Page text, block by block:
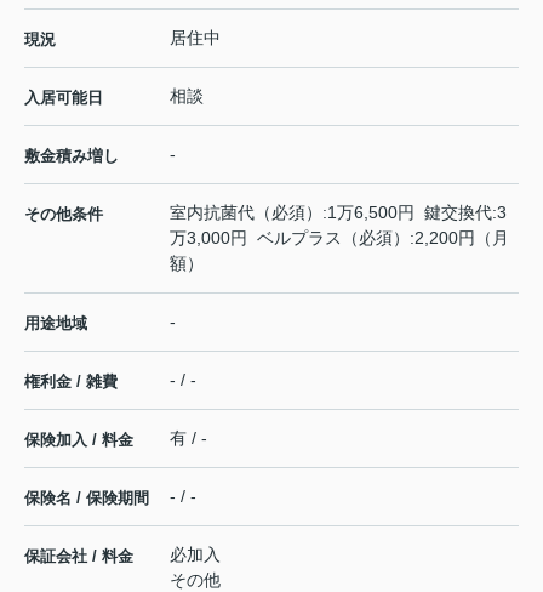
現況 居住中
入居可能日 相談
敷金積み増し -
その他条件
室内抗菌代（必須）:1万6,500円 鍵交換代:3
万3,000円 ベルプラス（必須）:2,200円（月
額）
用途地域 -
権利金 / 雑費 - / -
保険加入 / 料金 有 / -
保険名 / 保険期間 - / -
保証会社 / 料金
必加入
その他